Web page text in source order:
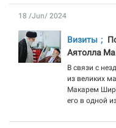
18 /Jun/ 2024
Визиты
Аятолла
В связи с
из великих
Макарем
его в одной